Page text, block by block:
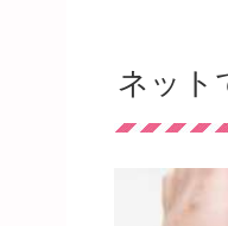
ネット